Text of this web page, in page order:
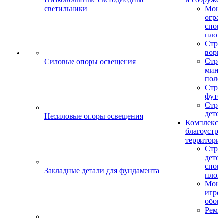
светильники
Силовые опоры освещения
Несиловые опоры освещения
Закладные детали для фундамента